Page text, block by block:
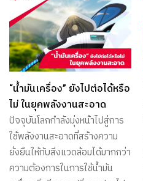
“น้ำมันเครื่อง” ยังไปต่อได้หรือ
ไม่ ในยุคพลังงานสะอาด
ปัจจุบันโลกกำลังมุ่งหน้าไปสู่การ
ใช้พลังงานสะอาดที่สร้างความ
ยั่งยืนให้กับสิ่งแวดล้อมได้มากกว่า
ความต้องการในการใช้น้ำมัน